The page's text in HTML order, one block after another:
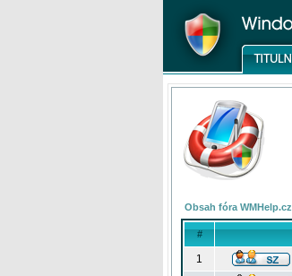
Obsah fóra WMHelp.cz
#
1